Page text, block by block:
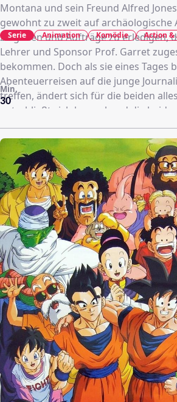
Montana und sein Freund Alfred
gewohnt zu zweit auf archäologische
zu gehen und Aufträge zu erledigen,
Lehrer und Sponsor Prof. Garret
bekommen. Doch als sie eines Tages bei einer ihrer
Abenteuerreisen auf die junge
treffen, ändert sich für die beiden
entschließt sich kurzerhand die
Abenteuern um die Welt zu
Schätze zu finden und zu bergen und
Museen der Welt übergeben zu können. Doch die
sind nicht die einzigen Schatzsucher.
Kunstliebhaber und Meisterdieb Lord
trotteligen Diener Slim und Slam, und
Nitro, der immer die verrücktesten
Schatzsuche baut, kommen den
in die Quere.
30
Min.
Serie Animation Komödie Action